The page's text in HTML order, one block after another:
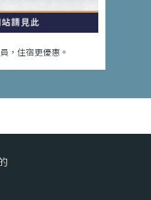
，住宿更優惠。